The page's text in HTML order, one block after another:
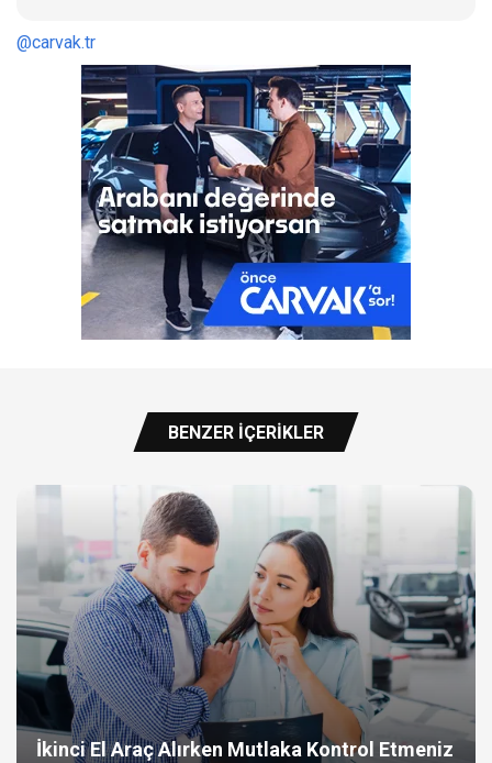
@carvak.tr
BENZER İÇERIKLER
İkinci El Araç Alırken Mutlaka Kontrol Etmeniz